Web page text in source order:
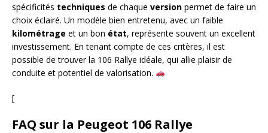
spécificités techniques de chaque version permet de faire un
choix éclairé. Un modèle bien entretenu, avec un faible
kilométrage et un bon état, représente souvent un excellent
investissement. En tenant compte de ces critères, il est
possible de trouver la 106 Rallye idéale, qui allie plaisir de
conduite et potentiel de valorisation.
[
FAQ sur la Peugeot 106 Rallye